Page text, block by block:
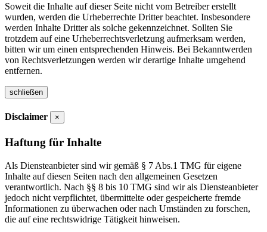
Soweit die Inhalte auf dieser Seite nicht vom Betreiber erstellt
wurden, werden die Urheberrechte Dritter beachtet. Insbesondere
werden Inhalte Dritter als solche gekennzeichnet. Sollten Sie
trotzdem auf eine Urheberrechtsverletzung aufmerksam werden,
bitten wir um einen entsprechenden Hinweis. Bei Bekanntwerden
von Rechtsverletzungen werden wir derartige Inhalte umgehend
entfernen.
schließen
Disclaimer ×
Haftung für Inhalte
Als Diensteanbieter sind wir gemäß § 7 Abs.1 TMG für eigene
Inhalte auf diesen Seiten nach den allgemeinen Gesetzen
verantwortlich. Nach §§ 8 bis 10 TMG sind wir als Diensteanbieter
jedoch nicht verpflichtet, übermittelte oder gespeicherte fremde
Informationen zu überwachen oder nach Umständen zu forschen,
die auf eine rechtswidrige Tätigkeit hinweisen.